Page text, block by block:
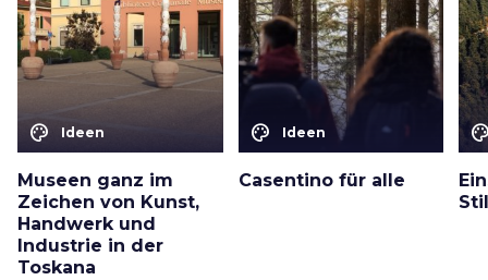
color_lens Ideen
Museen ganz im
Zeichen von Kunst,
Handwerk und
Industrie in der
Toskana
color_lens Ideen
Casentino für alle